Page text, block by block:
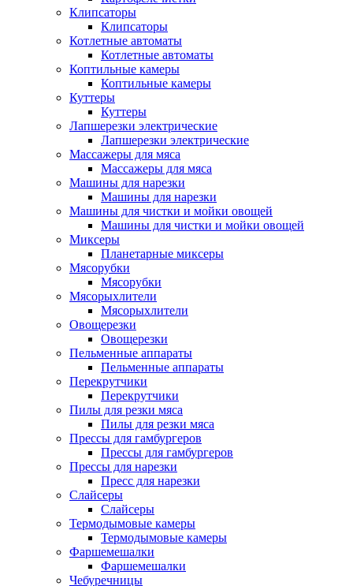
Клипсаторы
Клипсаторы
Котлетные автоматы
Котлетные автоматы
Коптильные камеры
Коптильные камеры
Куттеры
Куттеры
Лапшерезки электрические
Лапшерезки электрические
Массажеры для мяса
Массажеры для мяса
Машины для нарезки
Машины для нарезки
Машины для чистки и мойки овощей
Машины для чистки и мойки овощей
Миксеры
Планетарные миксеры
Мясорубки
Мясорубки
Мясорыхлители
Мясорыхлители
Овощерезки
Овощерезки
Пельменные аппараты
Пельменные аппараты
Перекрутчики
Перекрутчики
Пилы для резки мяса
Пилы для резки мяса
Прессы для гамбургеров
Прессы для гамбургеров
Прессы для нарезки
Пресс для нарезки
Слайсеры
Слайсеры
Термодымовые камеры
Термодымовые камеры
Фаршемешалки
Фаршемешалки
Чебуречницы